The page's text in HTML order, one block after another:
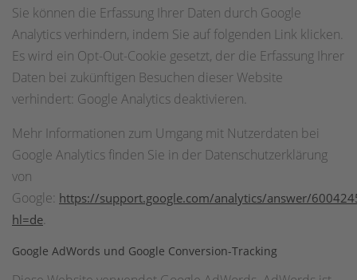
Sie können die Erfassung Ihrer Daten durch Google
Analytics verhindern, indem Sie auf folgenden Link klicken.
Es wird ein Opt-Out-Cookie gesetzt, der die Erfassung Ihrer
Daten bei zukünftigen Besuchen dieser Website
verhindert: Google Analytics deaktivieren.
Mehr Informationen zum Umgang mit Nutzerdaten bei
Google Analytics finden Sie in der Datenschutzerklärung
von
Google: https://support.google.com/analytics/answer/
hl=de.
Google AdWords und Google Conversion-Tracking